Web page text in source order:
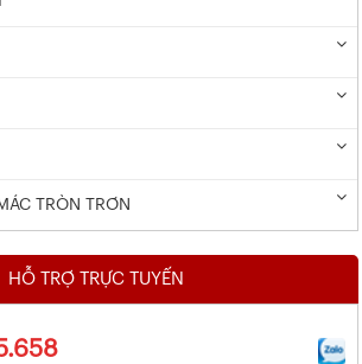
TRÒN TRƠN
HỖ TRỢ TRỰC TUYẾN